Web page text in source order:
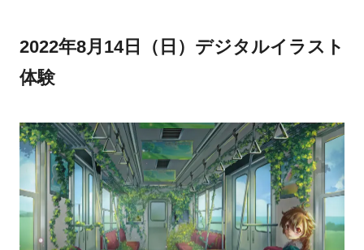
2022年8月14日（日）デジタルイラスト
体験